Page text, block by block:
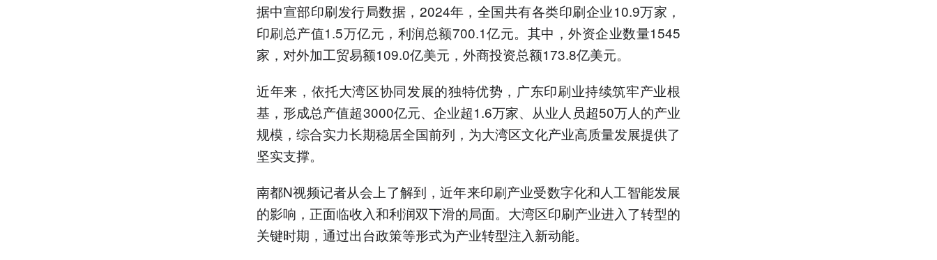
据中宣部印刷发行局数据，2024年，全国共有各类印刷企业10.9万家，
印刷总产值1.5万亿元，利润总额700.1亿元。其中，外资企业数量1545
家，对外加工贸易额109.0亿美元，外商投资总额173.8亿美元。
近年来，依托大湾区协同发展的独特优势，广东印刷业持续筑牢产业根
基，形成总产值超3000亿元、企业超1.6万家、从业人员超50万人的产业
规模，综合实力长期稳居全国前列，为大湾区文化产业高质量发展提供了
坚实支撑。
南都N视频记者从会上了解到，近年来印刷产业受数字化和人工智能发展
的影响，正面临收入和利润双下滑的局面。大湾区印刷产业进入了转型的
关键时期，通过出台政策等形式为产业转型注入新动能。